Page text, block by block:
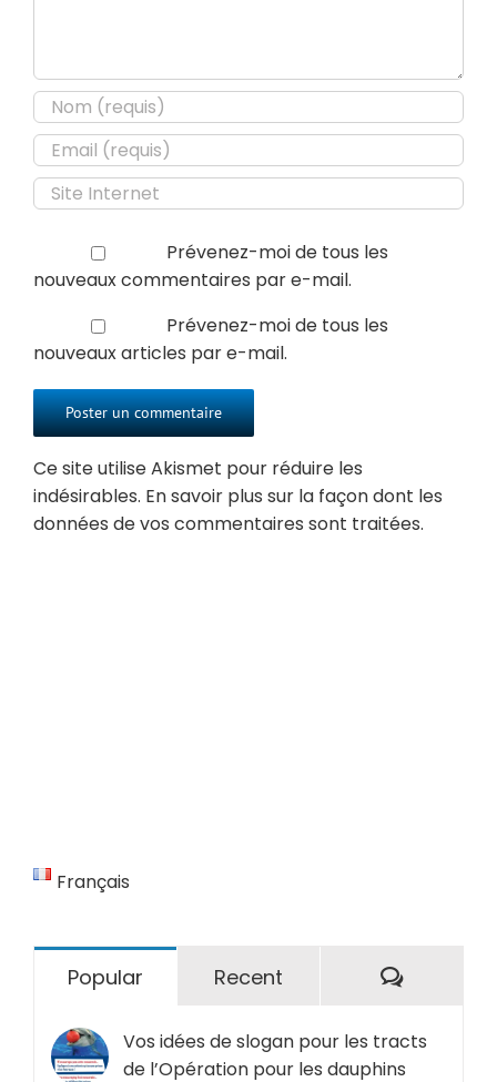
Prévenez-moi de tous les
nouveaux commentaires par e-mail.
Prévenez-moi de tous les
nouveaux articles par e-mail.
Ce site utilise Akismet pour réduire les
indésirables. En savoir plus sur la façon dont les
données de vos commentaires sont traitées.
Français
Popular Recent
Vos idées de slogan pour les tracts
de l’Opération pour les dauphins